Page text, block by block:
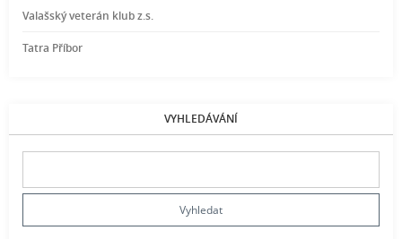
Valašský veterán klub z.s.
Tatra Příbor
VYHLEDÁVÁNÍ